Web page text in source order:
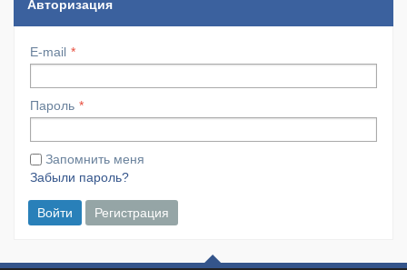
Авторизация
E-mail
Пароль
Запомнить меня
Забыли пароль?
Войти Регистрация